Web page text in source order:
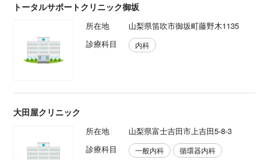
トータルサポートクリニック御坂
所在地
山梨県笛吹市御坂町藤野木1135
診療科目
内科
大田屋クリニック
所在地
山梨県富士吉田市上吉田5-8-3
診療科目
一般内科
循環器内科